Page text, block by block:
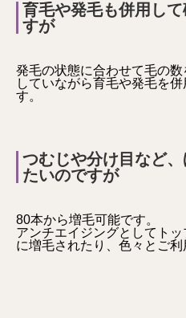
育毛や発毛も併用し
すが
発毛の状態に合わせて毛の
していながら育毛や発毛を
す。
つむじや分け目など
たいのですが
80本から増毛可能です。
アンチエイジングとしてト
に増毛されたり、色々とご利